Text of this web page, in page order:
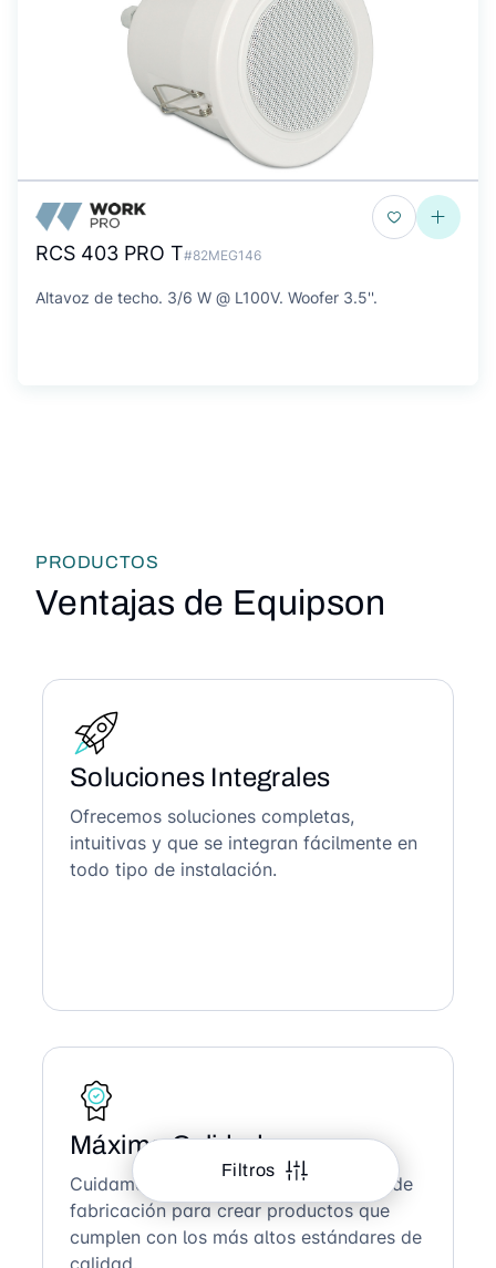
Filtros
RCS 403 PRO T#82MEG146
Altavoz de techo. 3/6 W @ L100V. Woofer 3.5''.
PRODUCTOS
Ventajas de Equipson
Soluciones Integrales
Ofrecemos soluciones completas,
intuitivas y que se integran fácilmente en
todo tipo de instalación.
Máxima Calidad
Cuidamos cada detalle en el proceso de
fabricación para crear productos que
cumplen con los más altos estándares de
calidad.